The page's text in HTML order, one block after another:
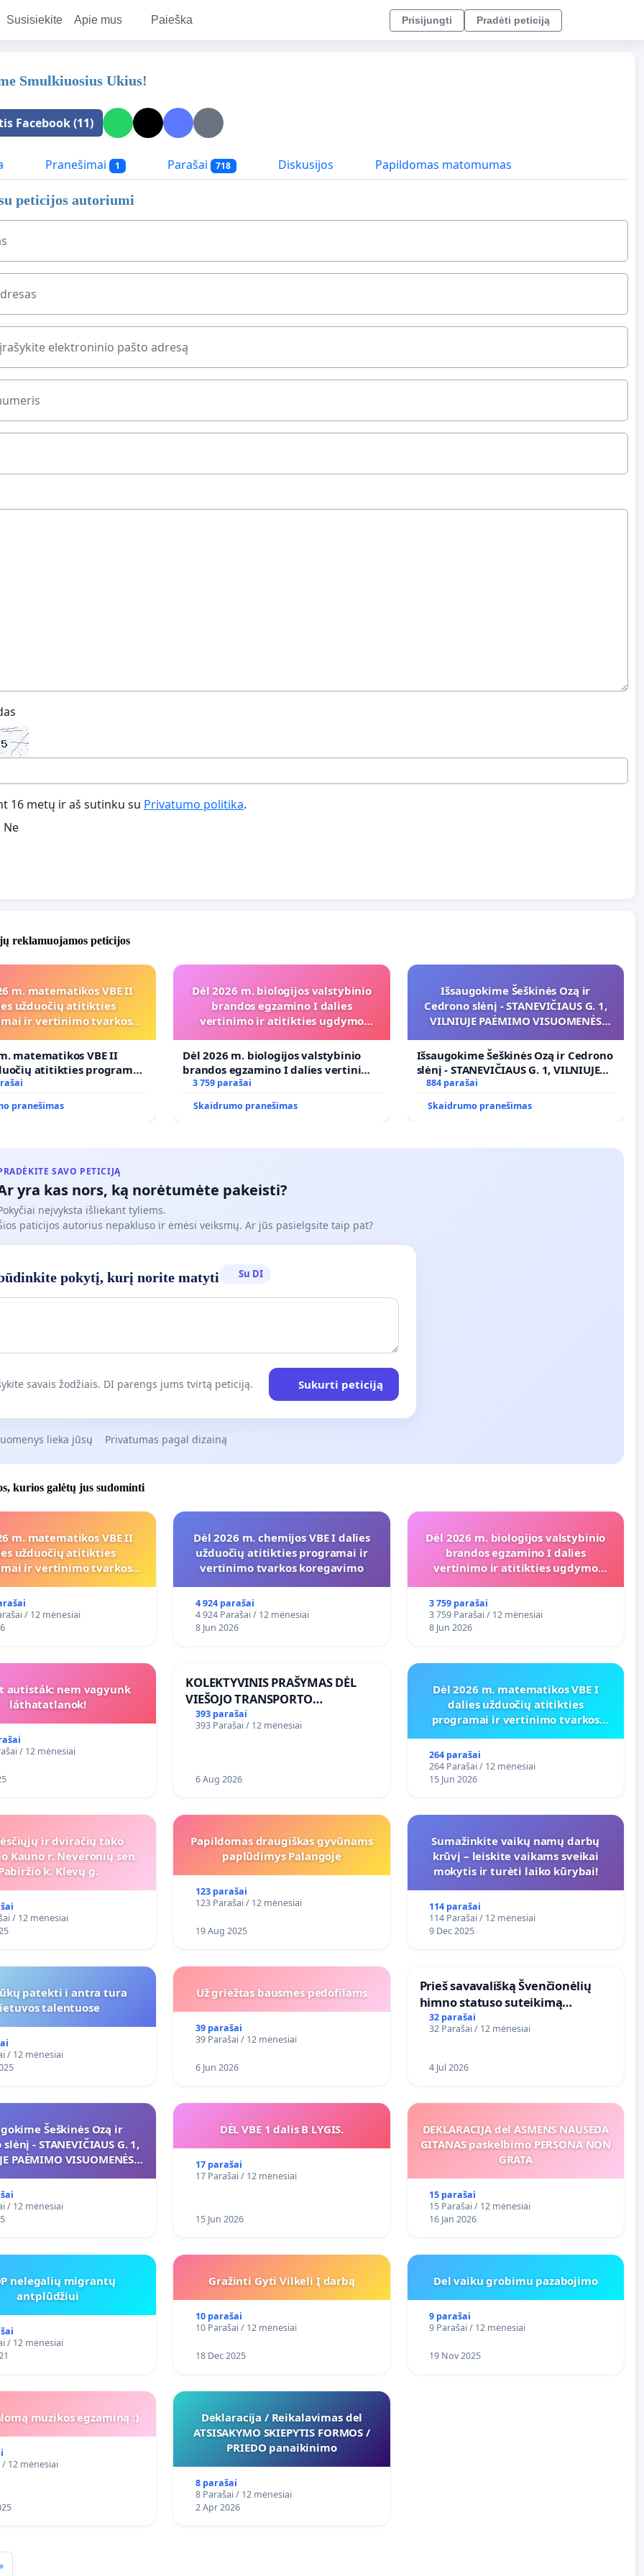
Susisiekite Apie mus Paieška Prisijungti Pradėti peticiją
Smulkiuosius Ukius!
Facebook (11)
Pranešimai 1 Parašai 718 Diskusijos Papildomas matomumas
peticijos autoriumi
elektroninio pašto adresą
16 metų ir aš sutinku su Privatumo politika.
Ne
reklamuojamos peticijos
m. matematikos VBE II
užduočių atitikties
ir vertinimo tvarkos
matematikos VBE II
atitikties programai
tvarkos koregavimo
pranešimas
Dėl 2026 m. biologijos valstybinio
brandos egzamino I dalies
vertinimo ir atitikties ugdymo
Dėl 2026 m. biologijos valstybinio
brandos egzamino I dalies vertinimo
ir atitikties ugdymo programai
3 759 parašai
Skaidrumo pranešimas
Išsaugokime Šeškinės Ozą ir
Cedrono slėnį - STANEVIČIAUS G. 1,
VILNIUJE PAĖMIMO VISUOMENĖS
PRITAIKYMO VIEŠAJAI ŽELDYNŲ
FUNKCIJAI
Išsaugokime Šeškinės Ozą ir Cedrono
slėnį - STANEVIČIAUS G. 1, VILNIUJE
PAĖMIMO VISUOMENĖS POREIKIAMS
VIEŠAJAI ŽELDYNŲ FUNKCIJAI
884 parašai
Skaidrumo pranešimas
SAVO PETICIJĄ
yra kas nors, ką norėtumėte pakeisti?
neįvyksta išliekant tyliems.
paticijos autorius nepakluso ir ėmėsi veiksmų. Ar jūs pasielgsite taip pat?
pokytį, kurį norite matyti Su DI
savais žodžiais. DI parengs jums tvirtą peticiją. Sukurti peticiją
lieka jūsų Privatumas pagal dizainą
kurios galėtų jus sudominti
m. matematikos VBE II
užduočių atitikties
ir vertinimo tvarkos
/ 12 mėnesiai
Dėl 2026 m. chemijos VBE I dalies
užduočių atitikties programai ir
vertinimo tvarkos koregavimo
4 924 parašai
4 924 Parašai / 12 mėnesiai
8 Jun 2026
Dėl 2026 m. biologijos valstybinio
brandos egzamino I dalies
vertinimo ir atitikties ugdymo
3 759 parašai
3 759 Parašai / 12 mėnesiai
8 Jun 2026
autisták: nem vagyunk
láthatatlanok!
/ 12 mėnesiai
KOLEKTYVINIS PRAŠYMAS DĖL
VIEŠOJO TRANSPORTO
SUSISIEKIMO GERINIMO
VOSYLIUKŲ KAIME
393 parašai
393 Parašai / 12 mėnesiai
6 Aug 2026
Dėl 2026 m. matematikos VBE I
dalies užduočių atitikties
programai ir vertinimo tvarkos
264 parašai
264 Parašai / 12 mėnesiai
15 Jun 2026
ir dviračių tako
Kauno r. Neveronių sen.
k. Klevų g.
/ 12 mėnesiai
Papildomas draugiškas gyvūnams
paplūdimys Palangoje
123 parašai
123 Parašai / 12 mėnesiai
19 Aug 2025
Sumažinkite vaikų namų darbų
krūvį – leiskite vaikams sveikai
mokytis ir turėti laiko kūrybai!
114 parašai
114 Parašai / 12 mėnesiai
9 Dec 2025
patekti i antra tura
talentuose
/ 12 mėnesiai
Už griežtas bausmes pedofilams
39 parašai
39 Parašai / 12 mėnesiai
6 Jun 2026
​Prieš savavališką Švenčionėlių
himno statuso suteikimą
atlikėjos Živilės dainai
32 parašai
32 Parašai / 12 mėnesiai
4 Jul 2026
Šeškinės Ozą ir
- STANEVIČIAUS G. 1,
PAĖMIMO VISUOMENĖS
VIEŠAJAI ŽELDYNŲ
FUNKCIJAI
/ 12 mėnesiai
DĖL VBE 1 dalis B LYGIS.
17 parašai
17 Parašai / 12 mėnesiai
15 Jun 2026
DEKLARACIJA del ASMENS NAUSEDA
GITANAS paskelbimo PERSONA NON
GRATA
15 parašai
15 Parašai / 12 mėnesiai
16 Jan 2026
nelegalių migrantų
antplūdžiui
/ 12 mėnesiai
Gražinti Gyti Vilkeli Į darbą
10 parašai
10 Parašai / 12 mėnesiai
18 Dec 2025
Del vaiku grobimu pazabojimo
9 parašai
9 Parašai / 12 mėnesiai
19 Nov 2025
muzikos egzaminą :)
/ 12 mėnesiai
Deklaracija / Reikalavimas del
ATSISAKYMO SKIEPYTIS FORMOS /
PRIEDO panaikinimo
8 parašai
8 Parašai / 12 mėnesiai
2 Apr 2026